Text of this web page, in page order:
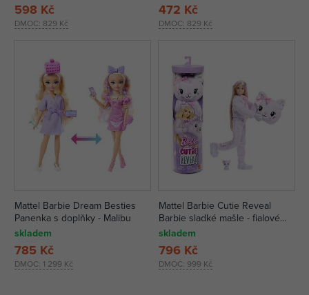
DMOC: 829 Kč
598 Kč
DMOC: 829 Kč
472 Kč
Mattel Barbie Dream Besties
Panenka s doplňky - Malibu
skladem
DMOC: 1 299 Kč
785 Kč
Mattel Barbie Cutie Reveal
Barbie sladké mašle - fialové
kotě
skladem
DMOC: 999 Kč
796 Kč